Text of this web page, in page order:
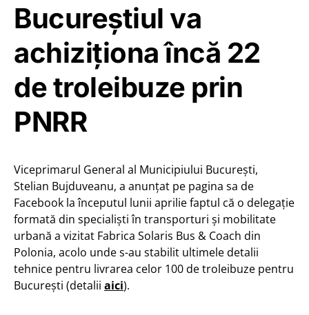
Bucureștiul va
achiziționa încă 22
de troleibuze prin
PNRR
Viceprimarul General al Municipiului București,
Stelian Bujduveanu, a anunțat pe pagina sa de
Facebook la începutul lunii aprilie faptul că o delegație
formată din specialiști în transporturi și mobilitate
urbană a vizitat Fabrica Solaris Bus & Coach din
Polonia, acolo unde s-au stabilit ultimele detalii
tehnice pentru livrarea celor 100 de troleibuze pentru
București (detalii aici).